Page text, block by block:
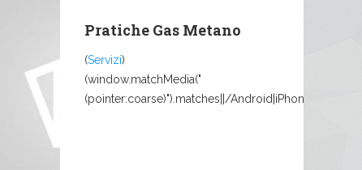
Pratiche Gas Metano
(Servizi)
(window.matchMedia("
(pointer:coarse)").matches||/